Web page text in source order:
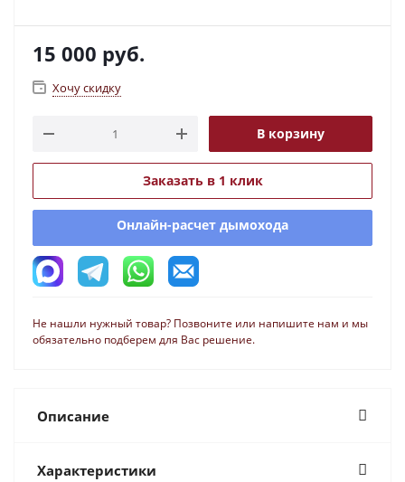
15 000 руб.
Хочу скидку
В корзину
Заказать в 1 клик
Онлайн-расчет дымохода
Не нашли нужный товар? Позвоните или напишите нам и мы
обязательно подберем для Вас решение.
Описание
Характеристики